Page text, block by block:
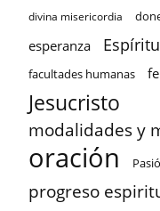
divina misericordia
esperanza
facultades humanas fe
Jesucristo
modalidades y
oración
progreso